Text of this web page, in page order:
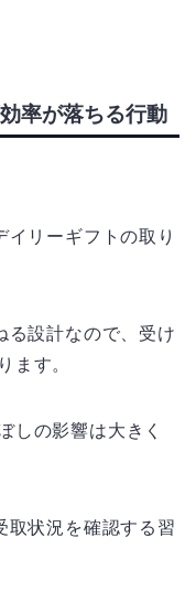
率が落ちる行動
リーギフトの取り
る設計なので、受け
ます。
しの影響は大きく
取状況を確認する習